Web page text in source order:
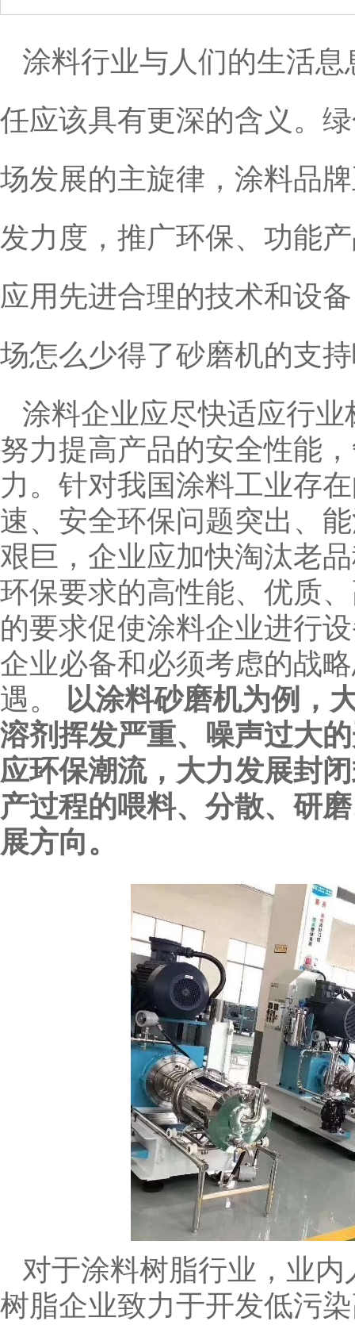
涂料行业与人们的生活
任应该具有更深的含义。
场发展的主旋律，涂料品
发力度，推广环保、功能
应用先进合理的技术和设
场怎么少得了砂磨机的支
涂料企业应尽快适应行
努力提高产品的安全性能
力。针对我国涂料工业存
速、安全环保问题突出、
艰巨，企业应加快淘汰老
环保要求的高性能、优质
的要求促使涂料企业进行
企业必备和必须考虑的战
遇。 以涂料砂磨机为例，
溶剂挥发严重、噪声过大
应环保潮流，大力发展封
产过程的喂料、分散、研
展方向。
对于涂料树脂行业，业
树脂企业致力于开发低污